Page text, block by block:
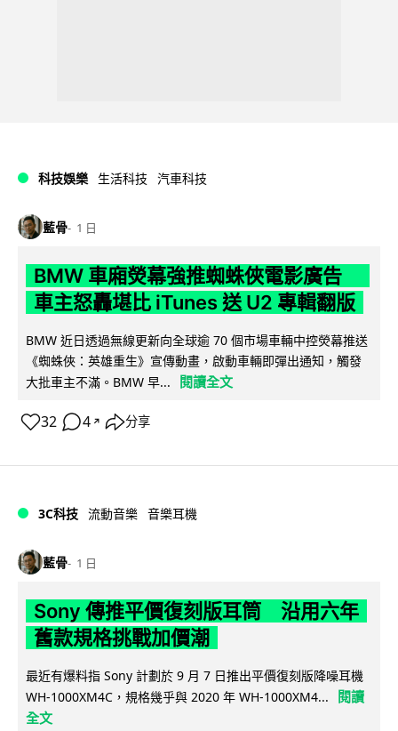
科技娛樂 生活科技 汽車科技
藍骨 1 日
BMW 車廂熒幕強推蜘蛛俠電影廣告
車主怒轟堪比 iTunes 送 U2 專輯翻版
BMW 近日透過無線更新向全球逾 70 個市場車輛中控熒幕推送
《蜘蛛俠：英雄重生》宣傳動畫，啟動車輛即彈出通知，觸發
大批車主不滿。BMW 早...
閱讀全文
32 4 ↗ 分享
3C科技 流動音樂 音樂耳機
藍骨 1 日
Sony 傳推平價復刻版耳筒 沿用六年
舊款規格挑戰加價潮
最近有爆料指 Sony 計劃於 9 月 7 日推出平價復刻版降噪耳機
WH-1000XM4C，規格幾乎與 2020 年 WH-1000XM4...
閱讀
全文